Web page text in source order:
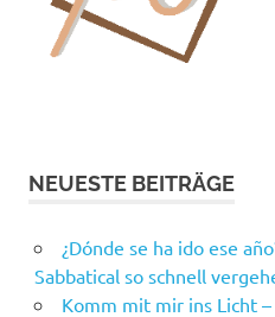
NEUESTE BEITRÄGE
¿Dónde se ha ido ese
Sabbatical so schnell
Komm mit mir ins Licht